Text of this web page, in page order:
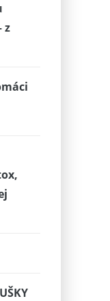
z